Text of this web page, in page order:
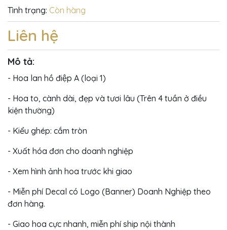
Tình trạng: Còn hàng
Liên hệ
Mô tả:
- Hoa lan hồ điệp A (loại 1)
- Hoa to, cành dài, đẹp và tươi lâu (Trên 4 tuần ở điều
kiện thường)
- Kiểu ghép: cắm tròn
- Xuất hóa đơn cho doanh nghiệp
- Xem hình ảnh hoa trước khi giao
- Miễn phí Decal có Logo (Banner) Doanh Nghiệp theo
đơn hàng.
- Giao hoa cực nhanh, miễn phí ship nội thành